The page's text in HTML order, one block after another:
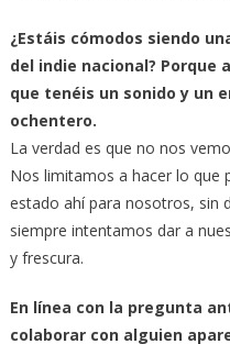
¿Estáis cómodos siendo
del indie nacional? Porque
que tenéis un sonido y un
ochentero.
La verdad es que no nos
Nos limitamos a hacer lo que
estado ahí para nosotros, sin
siempre intentamos dar a
y frescura.
En línea con la pregunta
colaborar con alguien